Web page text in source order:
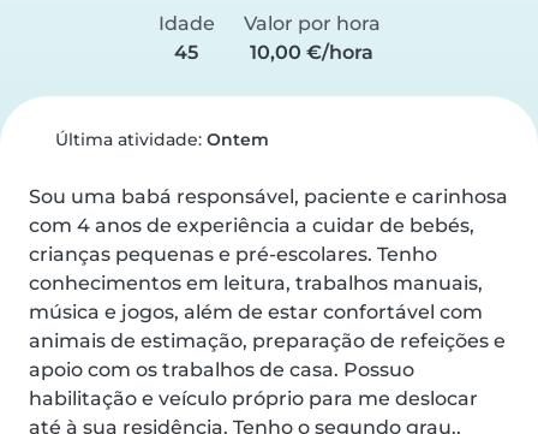
Idade
45
Valor por hora
10,00 €/hora
Última atividade: Ontem
Sou uma babá responsável, paciente e carinhosa
com 4 anos de experiência a cuidar de bebés,
crianças pequenas e pré-escolares. Tenho
conhecimentos em leitura, trabalhos manuais,
música e jogos, além de estar confortável com
animais de estimação, preparação de refeições e
apoio com os trabalhos de casa. Possuo
habilitação e veículo próprio para me deslocar
até à sua residência. Tenho o segundo grau..